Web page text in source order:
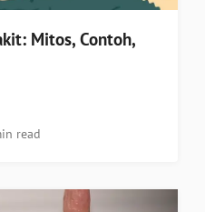
Mitos, Contoh,
read